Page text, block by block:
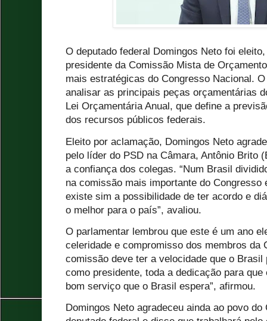
O deputado federal Domingos Neto foi
presidente da Comissão Mista de
mais estratégicas do Congresso Nacional.
analisar as principais peças orçamentárias
Lei Orçamentária Anual, que define a
dos recursos públicos federais.
Eleito por aclamação, Domingos Neto
pelo líder do PSD na Câmara, Antônio Brito
a confiança dos colegas. “Num Brasil
na comissão mais importante do Congresso
existe sim a possibilidade de ter acordo e
o melhor para o país”, avaliou.
O parlamentar lembrou que este é um ano
celeridade e compromisso dos membros da
comissão deve ter a velocidade que o
como presidente, toda a dedicação para
bom serviço que o Brasil espera”, afirmou.
Domingos Neto agradeceu ainda ao povo do